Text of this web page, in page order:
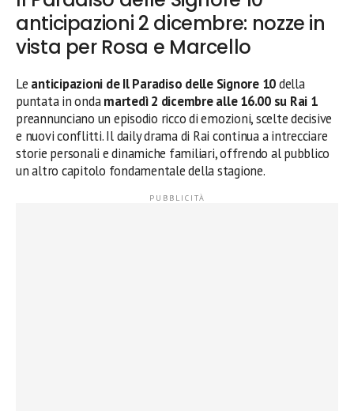
anticipazioni 2 dicembre: nozze in
vista per Rosa e Marcello
Le anticipazioni de Il Paradiso delle Signore 10della
puntata in ondamartedì 2 dicembre alle 16.00 su Rai 1
preannunciano un episodio ricco di emozioni, scelte decisive
e nuovi conflitti. Il daily drama di Rai continua a intrecciare
storie personali e dinamiche familiari, offrendo al pubblico
un altro capitolo fondamentale della stagione.